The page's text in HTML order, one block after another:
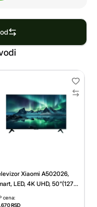
Xiaomi A502026,
LED, 4K UHD, 50"(127
DVB-T2+C/DVB-S2
cena:
RSD